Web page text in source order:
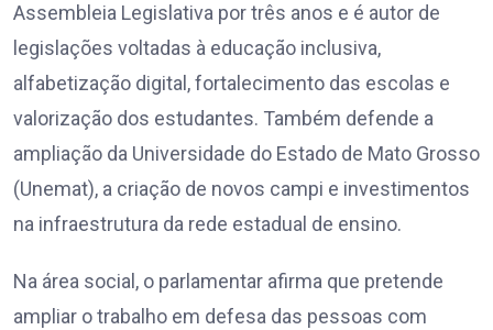
Assembleia Legislativa por três anos e é autor de
legislações voltadas à educação inclusiva,
alfabetização digital, fortalecimento das escolas e
valorização dos estudantes. Também defende a
ampliação da Universidade do Estado de Mato Grosso
(Unemat), a criação de novos campi e investimentos
na infraestrutura da rede estadual de ensino.
Na área social, o parlamentar afirma que pretende
ampliar o trabalho em defesa das pessoas com